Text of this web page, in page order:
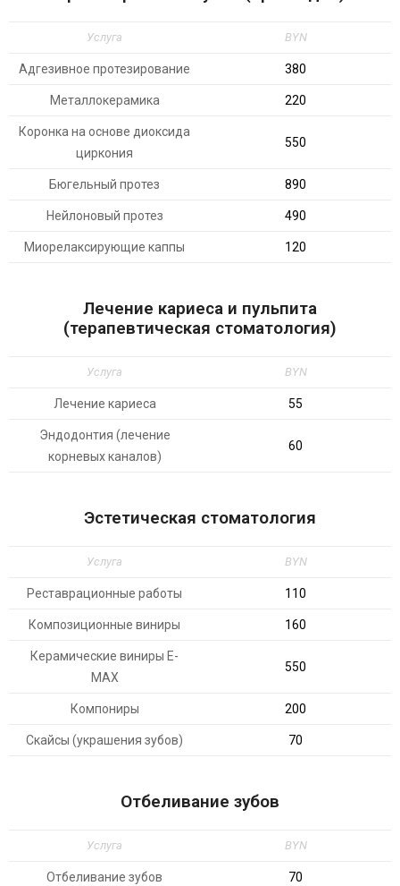
Услуга BYN
Адгезивное протезирование 380
Металлокерамика 220
Коронка на основе диоксида
циркония
550
Бюгельный протез 890
Нейлоновый протез 490
Миорелаксирующие каппы 120
Лечение кариеса и пульпита
(терапевтическая стоматология)
Услуга BYN
Лечение кариеса 55
Эндодонтия (лечение
корневых каналов)
60
Эстетическая стоматология
Услуга BYN
Реставрационные работы 110
Композиционные виниры 160
Керамические виниры E-
MAX
550
Компониры 200
Скайсы (украшения зубов) 70
Отбеливание зубов
Услуга BYN
Отбеливание зубов 70